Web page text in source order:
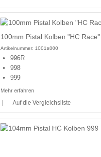
100mm Pistal Kolben "HC
Artikelnummer: 1001a000
996R
998
999
Mehr erfahren
Auf die Vergleichsliste